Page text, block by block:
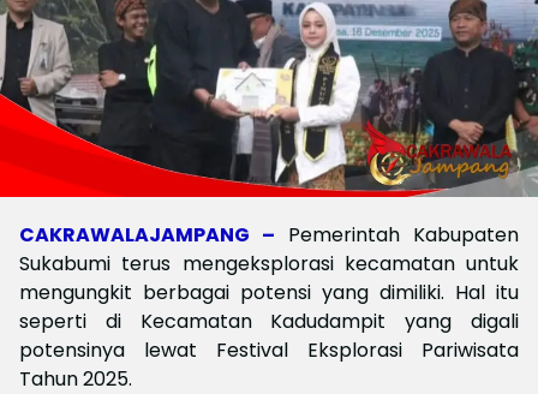
CAKRAWALAJAMPANG – Pemerintah Kabupaten
Sukabumi terus mengeksplorasi kecamatan untuk
mengungkit berbagai potensi yang dimiliki. Hal itu
seperti di Kecamatan Kadudampit yang digali
potensinya lewat Festival Eksplorasi Pariwisata
Tahun 2025.